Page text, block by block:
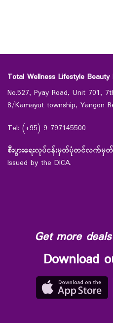
Total Wellness Lifestyle Beauty
No.527, Pyay Road, Unit 701,
8/Kamayut township, Yangon
Tel: (+95) 9 797145500
စီးပွားရေးလုပ်ငန်းမှတ်ပုံတင်လက်
Issued by the DICA.
Get more
Download